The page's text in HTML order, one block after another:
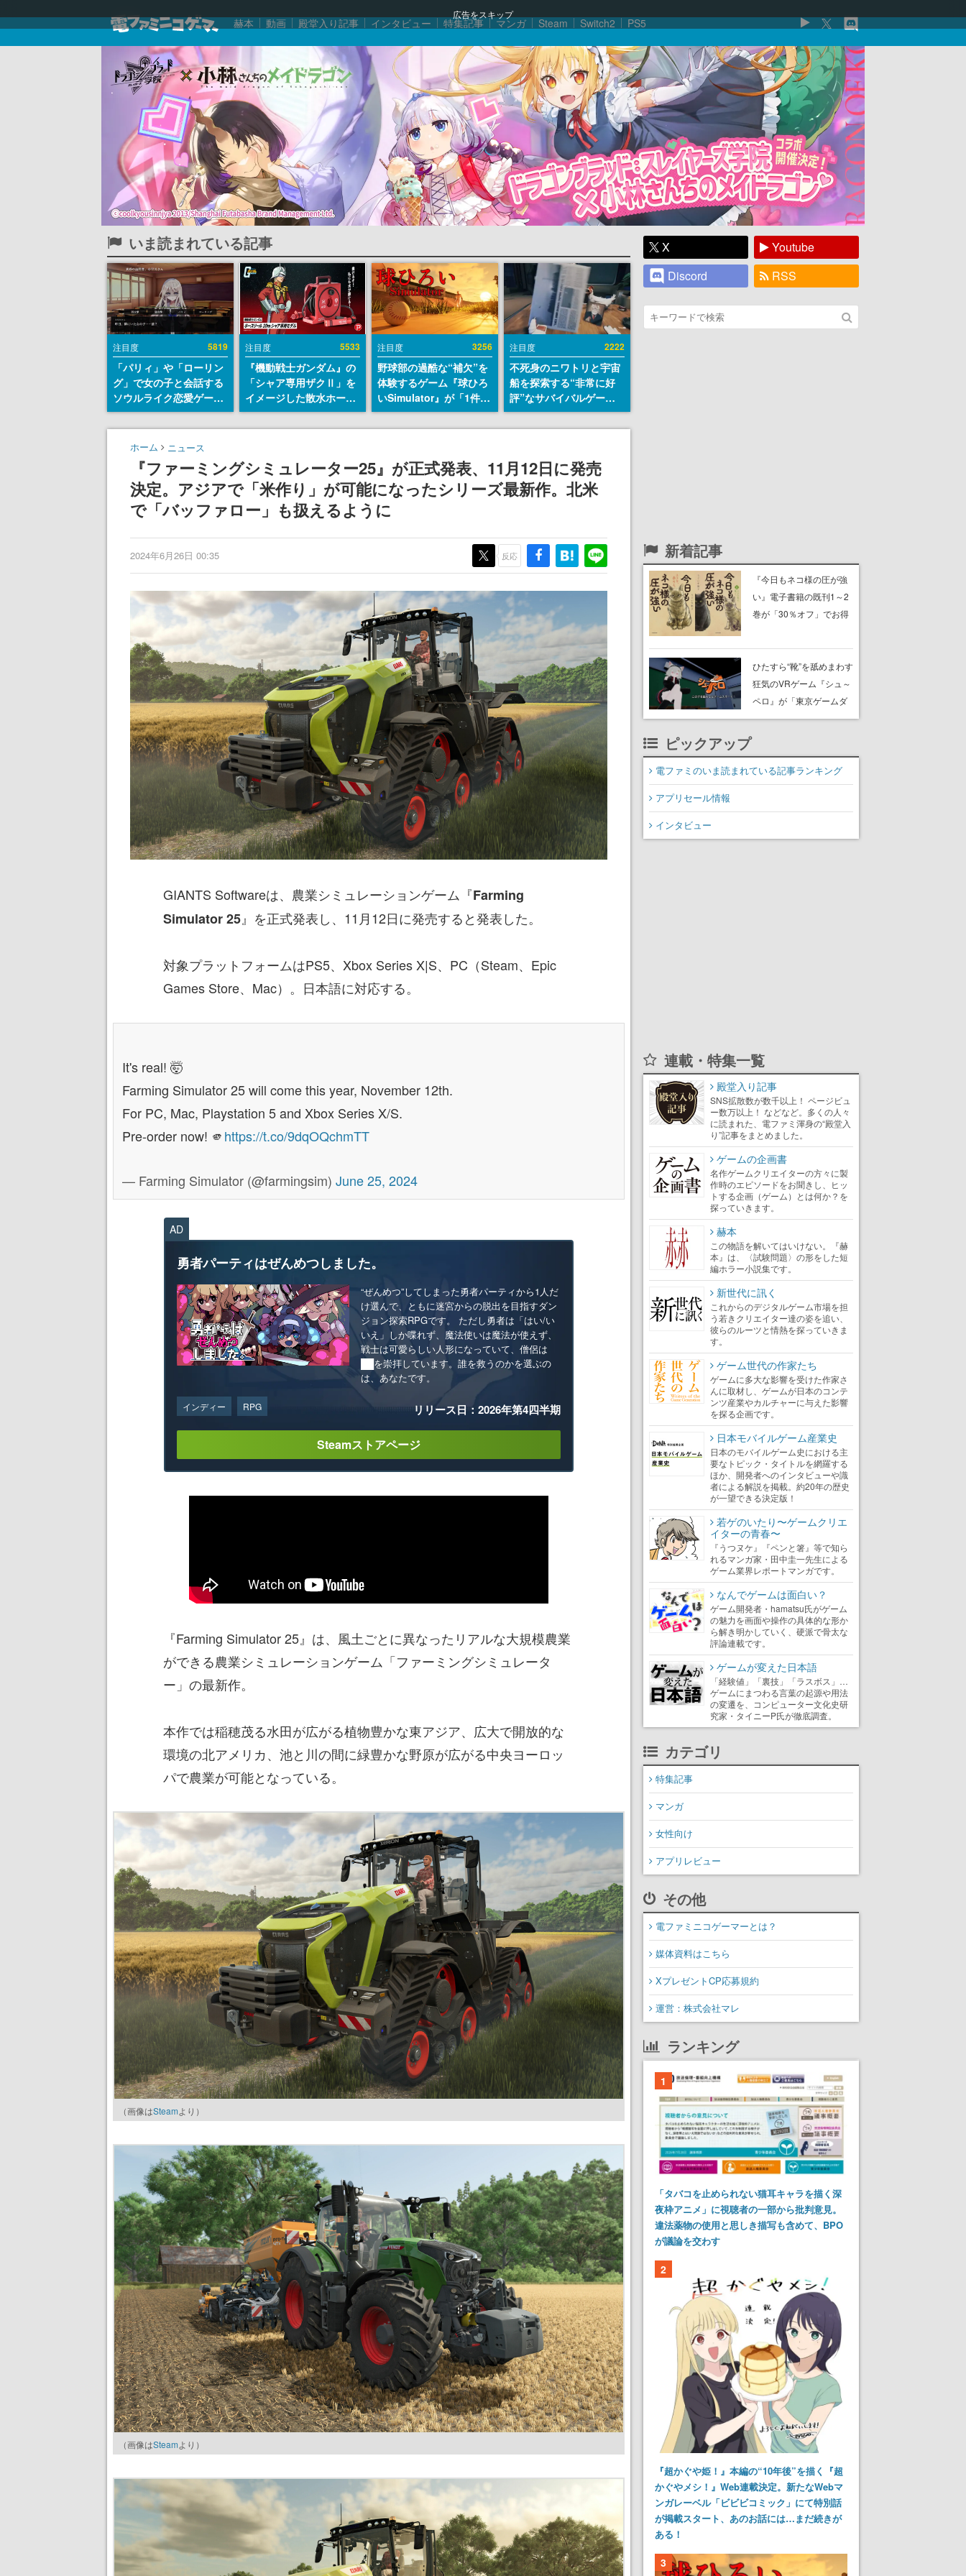
広告をスキップ
赫本 動画 殿堂入り記事 インタビュー 特集記事 マンガ Steam Switch2 PS5
いま読まれている記事
注目度 5819
「パリィ」や「ローリン
グ」で女の子と会話する
ソウルライク恋愛ゲーム
『小早川さんはソウルラ
イク』無料公開。返事に
失敗すると「YOU
DIED」
注目度 5533
『機動戦士ガンダム』の
「シャア専用ザクⅡ」を
イメージした散水ホース
リールが予約開始。本体
にはシャアのパーソナル
エンブレム、型式番号な
どを配置
注目度 3256
野球部の過酷な“補欠”を
体験するゲーム『球ひろ
いSimulator』が「1件」
のウィッシュリストをも
とにチェコ語に対応し
ダム・カム』開発元やチ
ェコのプロ野球選手から
称賛の声
注目度 2222
不死身のニワトリと宇宙
船を探索する“非常に好
評”なサバイバルゲーム
『Breathedge』が無料
で配布中。入手できる期
ホーム ニュース
『ファーミングシミュレーター25』が正式発表、11月12日に発売
決定。アジアで「米作り」が可能になったシリーズ最新作。北米
で「バッファロー」も扱えるように
2024年6月26日 00:35 反応
GIANTS Softwareは、農業シミュレーションゲーム『Farming
Simulator 25』を正式発表し、11月12日に発売すると発表した。
対象プラットフォームはPS5、Xbox Series X|S、PC（Steam、Epic
Games Store、Mac）。日本語に対応する。
It's real! 🤯
Farming Simulator 25 will come this year, November 12th.
For PC, Mac, Playstation 5 and Xbox Series X/S.
Pre-order now! 🫵https://t.co/9dqOQchmTT
— Farming Simulator (@farmingsim) June 25, 2024
AD
勇者パーティはぜんめつしました。
“ぜんめつ”してしまった勇者パーティから1人だ
け選んで、ともに迷宮からの脱出を目指すダン
ジョン探索RPGです。 ただし勇者は「はい/い
いえ」しか喋れず、魔法使いは魔法が使えず、
戦士は可愛らしい人形になっていて、僧侶は
██を崇拝しています。誰を救うのかを選ぶの
は、あなたです。
インディー RPG リリース日：2026年第4四半期
Steamストアページ
『Farming Simulator 25』は、風土ごとに異なったリアルな大規模農業
ができる農業シミュレーションゲーム「ファーミングシミュレータ
ー」の最新作。
本作では稲穂茂る水田が広がる植物豊かな東アジア、広大で開放的な
環境の北アメリカ、池と川の間に緑豊かな野原が広がる中央ヨーロッ
パで農業が可能となっている。
（画像はSteamより）
（画像はSteamより）
X
Youtube
Discord
RSS
新着記事
『今日もネコ様の圧が強
い』電子書籍の既刊1～2
巻が「30％オフ」でお得
たネコたちと、ネコを溺
愛する人間のすれ違いを
描く
ひたすら“靴”を舐めまわす
狂気のVRゲーム『シュ～
ペロ』が「東京ゲームダ
ンジョン」に展示中。キ
前のめり。公式アカウン
トも開設され、2026年リ
ピックアップ
電ファミのいま読まれている記事ランキング
アプリセール情報
インタビュー
連載・特集一覧
殿堂入り記事
SNS拡散数が数千以上！ ページビュ
ー数万以上！ などなど。多くの人々
に読まれた、電ファミ渾身の“殿堂入
り”記事をまとめました。
ゲームの企画書
名作ゲームクリエイターの方々に製
作時のエピソードをお聞きし、ヒッ
トする企画（ゲーム）とは何か？を
探っていきます。
赫本
この物語を解いてはいけない。『赫
本』は、〈試験問題〉の形をした短
編ホラー小説集です。
新世代に訊く
これからのデジタルゲーム市場を担
う若きクリエイター達の姿を追い、
彼らのルーツと情熱を探っていきま
す。
ゲーム世代の作家たち
ゲームに多大な影響を受けた作家さ
んに取材し、ゲームが日本のコンテ
ンツ産業やカルチャーに与えた影響
を探る企画です。
日本モバイルゲーム産業史
日本のモバイルゲーム史における主
要なトピック・タイトルを網羅する
ほか、開発者へのインタビューや識
者による解説を掲載。約20年の歴史
が一望できる決定版！
若ゲのいたり〜ゲームクリエ
イターの青春〜
『うつヌケ』『ペンと箸』等で知ら
れるマンガ家・田中圭一先生による
ゲーム業界レポートマンガです。
なんでゲームは面白い？
ゲーム開発者・hamatsu氏がゲーム
の魅力を画面や操作の具体的な形か
ら解き明かしていく、硬派で骨太な
評論連載です。
ゲームが変えた日本語
「経験値」「裏技」「ラスボス」…
ゲームにまつわる言葉の起源や用法
の変遷を、コンピューター文化史研
究家・タイニーP氏が徹底調査。
カテゴリ
特集記事
マンガ
女性向け
アプリレビュー
その他
電ファミニコゲーマーとは？
媒体資料はこちら
XプレゼントCP応募規約
運営：株式会社マレ
ランキング
1
「タバコを止められない猫耳キャラを描く深
夜枠アニメ」に視聴者の一部から批判意見。
違法薬物の使用と思しき描写も含めて、BPO
が議論を交わす
2
『超かぐや姫！』本編の“10年後”を描く『超
かぐやメシ！』Web連載決定。新たなWebマ
ンガレーベル「ビビビコミック」にて特別話
が掲載スタート、あのお話には…まだ続きが
ある！
3